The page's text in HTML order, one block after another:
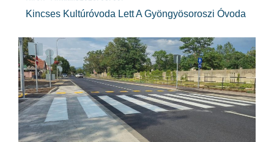
Kincses Kultúróvoda Lett A Gyöngyösoroszi Óvoda